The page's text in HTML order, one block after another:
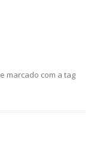
e marcado com a tag